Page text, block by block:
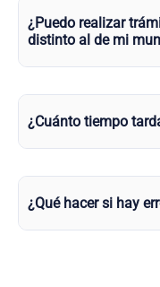
¿Puedo realizar
distinto al de mi
¿Cuánto tiempo
¿Qué hacer si hay